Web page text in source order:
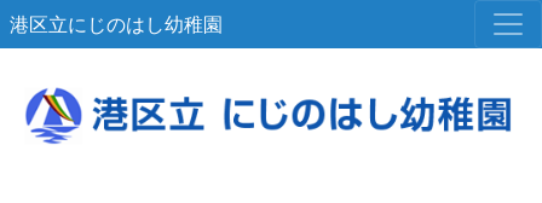
港区立にじのはし幼稚園